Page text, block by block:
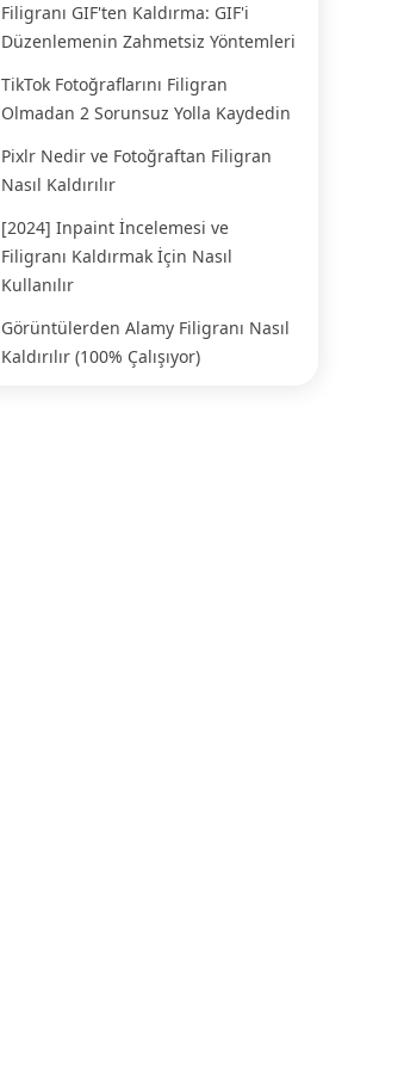
Filigranı GIF'ten Kaldırma: GIF'i
Düzenlemenin Zahmetsiz Yöntemleri
TikTok Fotoğraflarını Filigran
Olmadan 2 Sorunsuz Yolla Kaydedin
Pixlr Nedir ve Fotoğraftan Filigran
Nasıl Kaldırılır
[2024] Inpaint İncelemesi ve
Filigranı Kaldırmak İçin Nasıl
Kullanılır
Görüntülerden Alamy Filigranı Nasıl
Kaldırılır (100% Çalışıyor)